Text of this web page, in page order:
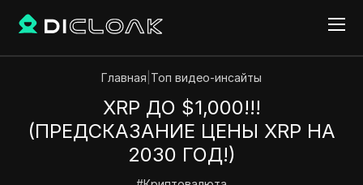
Главная Топ видео-инсайты
XRP ДО $1,000!!!
(ПРЕДСКАЗАНИЕ ЦЕНЫ XRP НА
2030 ГОД!)